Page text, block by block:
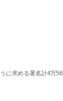
に求める署名計4万